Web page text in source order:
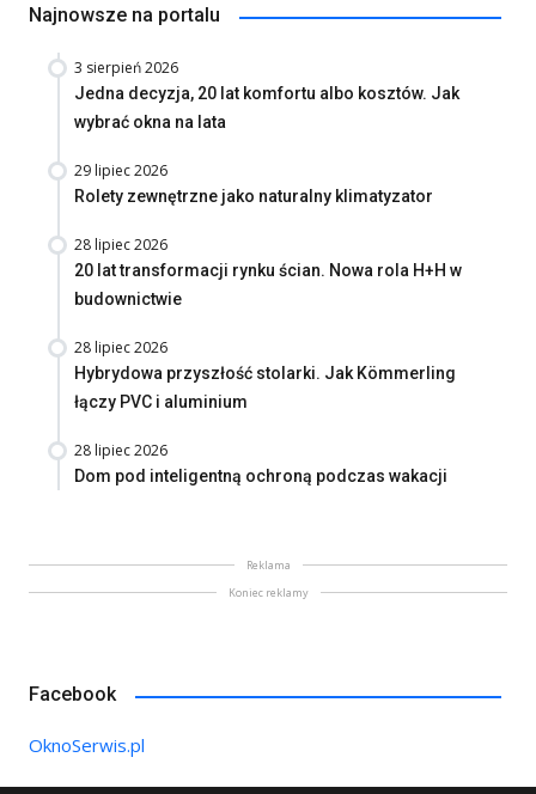
Najnowsze na portalu
3 sierpień 2026
Jedna decyzja, 20 lat komfortu albo kosztów. Jak
wybrać okna na lata
29 lipiec 2026
Rolety zewnętrzne jako naturalny klimatyzator
28 lipiec 2026
20 lat transformacji rynku ścian. Nowa rola H+H w
budownictwie
28 lipiec 2026
Hybrydowa przyszłość stolarki. Jak Kömmerling
łączy PVC i aluminium
28 lipiec 2026
Dom pod inteligentną ochroną podczas wakacji
Reklama
Koniec reklamy
Facebook
OknoSerwis.pl